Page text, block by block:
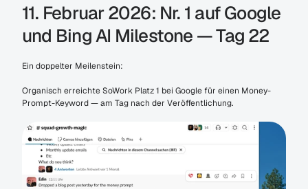
11. Februar 2026: Nr. 1 auf Google
und Bing AI Milestone — Tag 22
Ein doppelter Meilenstein:
Organisch erreichte SoWork Platz 1 bei Google für einen Money-
Prompt-Keyword — am Tag nach der Veröffentlichung.